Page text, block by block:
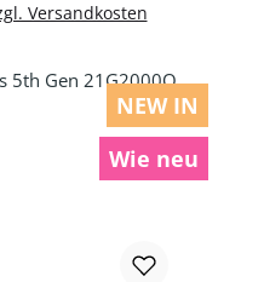
Versandkosten
NEW IN
Wie neu